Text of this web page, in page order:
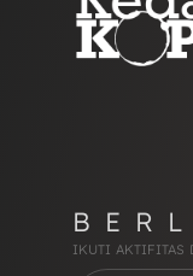
IKUTI AKTIFITAS